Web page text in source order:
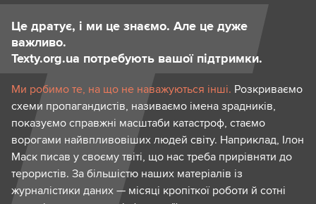
Це дратує, і ми це знаємо. Але це дуже
важливо.
Texty.org.ua потребують вашої підтримки.
Ми робимо те, на що не наважуються інші. Розкриваємо
схеми пропагандистів, називаємо імена зрадників,
показуємо справжні масштаби катастроф, стаємо
ворогами найвпливовіших людей світу. Наприклад, Ілон
Маск писав у своєму твіті, що нас треба прирівняти до
терористів. За більшістю наших матеріалів із
журналістики даних — місяці кропіткої роботи й сотні